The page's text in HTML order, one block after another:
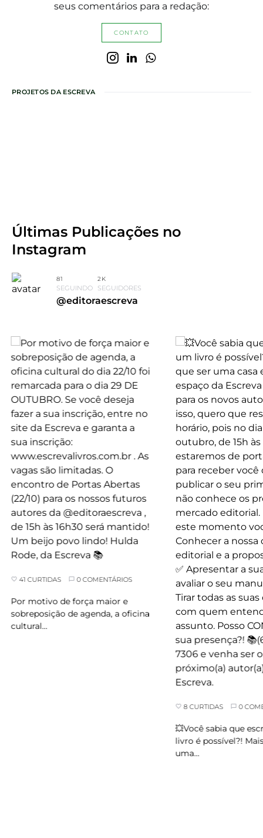
seus comentários para a redação:
CONTATO
PROJETOS DA ESCREVA
Últimas Publicações no
Instagram
81
SEGUINDO
2K
SEGUIDORES
@editoraescreva
CURTIDAS 0 COMENTÁRIOS
motivo de força maior e
de agenda, a oficina
8 CURTIDAS 0
💥Você sabia que escrever
livro é possível?! Mais do
uma…